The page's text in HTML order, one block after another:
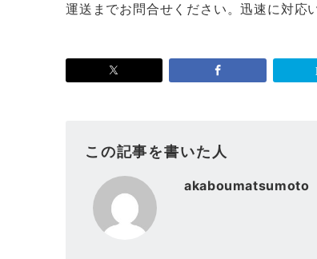
運送までお問合せください。迅速に対応
この記事を書いた人
akaboumatsumoto